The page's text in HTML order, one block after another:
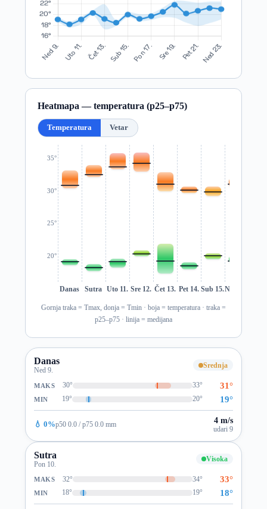
Heatmapa — temperatura (p25–p75)
Temperatura Vetar
20°
25°
30°
35°
Danas Sutra Uto 11. Sre 12. Čet 13. Pet 14. Sub 15.Ned 16.
Gornja traka = Tmax, donja = Tmin · boja = temperatura · traka =
p25–p75 · linija = medijana
Danas
Ned 9.
Srednja
MAKS 30° 33° 31°
MIN 19° 20° 19°
💧 0%p50 0.0 / p75 0.0 mm 4 m/s
udari 9
Sutra
Pon 10.
Visoka
MAKS 32° 34° 33°
MIN 18° 19° 18°